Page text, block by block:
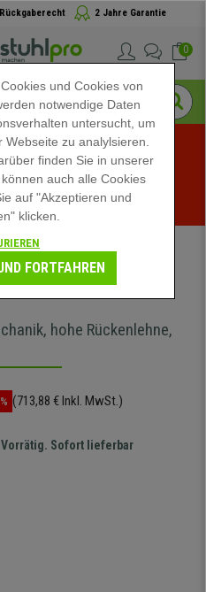
2 Jahre Garantie
0
buerostuhlpro! Exklusive
- Aktion ansehen -
hohe Rückenlehne,
(713,88 € Inkl. MwSt.)
Vorrätig. Sofort lieferbar
und Cookies von
notwendige Daten
untersucht, um
zu analylsieren.
finden Sie in unserer
können auch alle Cookies
auf "Akzeptieren und
klicken.
FORTFAHREN